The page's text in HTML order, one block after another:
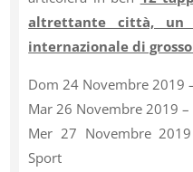
altrettante città, un
internazionale di
Dom 24 Novembre 2019
Mar 26 Novembre 2019 –
Mer 27 Novembre
Sport